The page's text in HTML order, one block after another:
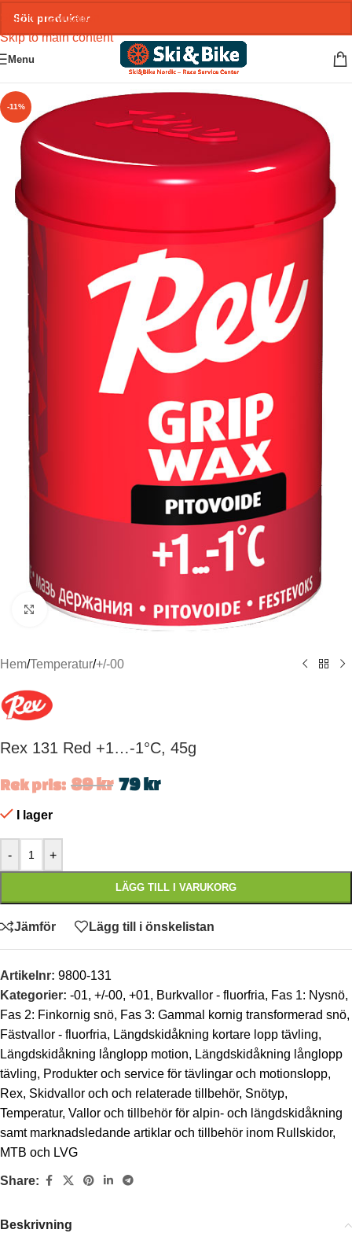
Skip to navigation
Skip to main content
Menu
-11%
Click to enlarge
Hem/Temperatur/+/-00
Rex 131 Red +1…-1°C, 45g
Rek pris: 89kr 79kr
I lager
- +
LÄGG TILL I VARUKORG
Jämför Lägg till i önskelistan
Artikelnr: 9800-131
Kategorier: -01, +/-00, +01, Burkvallor - fluorfria, Fas 1: Nysnö,
Fas 2: Finkornig snö, Fas 3: Gammal kornig transformerad snö,
Fästvallor - fluorfria, Längdskidåkning kortare lopp tävling,
Längdskidåkning långlopp motion, Längdskidåkning långlopp
tävling, Produkter och service för tävlingar och motionslopp,
Rex, Skidvallor och och relaterade tillbehör, Snötyp,
Temperatur, Vallor och tillbehör för alpin- och längdskidåkning
samt marknadsledande artiklar och tillbehör inom Rullskidor,
MTB och LVG
Share:
Beskrivning